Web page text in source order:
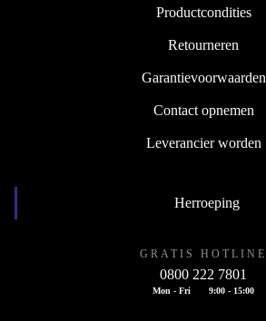
Productcondities
Retourneren
Garantievoorwaarden
Contact opnemen
Leverancier worden
Herroeping
GRATIS HOTLINE
0800 222 7801
Mon - Fri 9:00 - 15:00